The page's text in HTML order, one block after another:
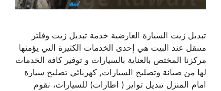
تبديل زيت السيارة العارضية خدمة تبديل زيت وفلتر
متنقل عند البيت هي إحدى الخدمات الكثيرة التي يؤمنها
مركزنا المختص بالعناية بالسيارات و توفير كافة الخدمات
لها من صيانة وتصليح السيارات, كهربائي تصليح سيارة
امام المنزل تبديل تواير ( اطارات) للسيارات، نقوم